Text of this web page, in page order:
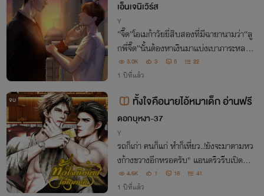
ตามติด [omegaverse]
เอ็นเจนิเวิร์ส
Y
“จี๊ด”โอเมก้าวัยยี่สิบสองที่มีฉายานามว่า“ลู
กพี่จี๊ด”นั้นต้องหาเงินมาแบ่งเบาภาระหลวง
ตา จึงต้องรับงานเสริมเป็นตัวประกอบ จน
ทำให้ไปเจอกับพระเอกอันดับหนึ่งของวงกา
รที่ชอบจ้องเขาราวกับเผลอไปเหยียบเท้าอีก
ฝ่าย
3.0K 3 5 22
1 ปีที่แล้ว
จบ ทั้งใจคือนายไอ้หมาเด็ก อ่านฟรี
ดอกบุหงา-37
Y
รถก็เก่า คนก็แก่ หำก็เหี่ยว..!ยังจะมาตามหว
งก้างขวางอีกหรอครับ" แอนดริวรีบเปิดกาง
เกงส่องซ้ายแลขวาว่าหำเขาเห*่ยวจริงๆหรือ
เปล่า" พูดจบก็หันไปถามกับบอดี้การ์ดว่าหำ
4.6K 1 18 41
1 ปีที่แล้ว